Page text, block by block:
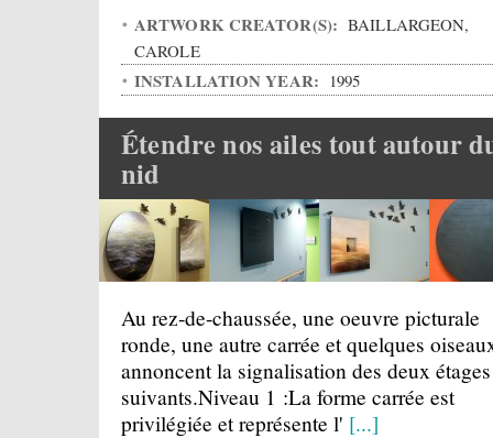
ARTWORK CREATOR(S): BAILLARGEON,
CAROLE
INSTALLATION YEAR: 1995
Étendre nos ailes tout autour
nid
Au rez-de-chaussée, une oeuvre picturale
ronde, une autre carrée et quelques
annoncent la signalisation des deux étages
suivants.Niveau 1 :La forme carrée est
privilégiée et représente l' [...]